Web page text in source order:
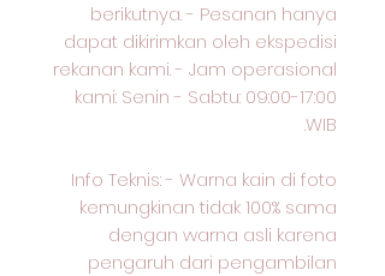
berikutnya. - Pesanan hanya
dapat dikirimkan oleh ekspedisi
rekanan kami. - Jam operasional
kami: Senin - Sabtu: 09:00-17:00
WIB.
Info Teknis: - Warna kain di foto
kemungkinan tidak 100% sama
dengan warna asli karena
pengaruh dari pengambilan